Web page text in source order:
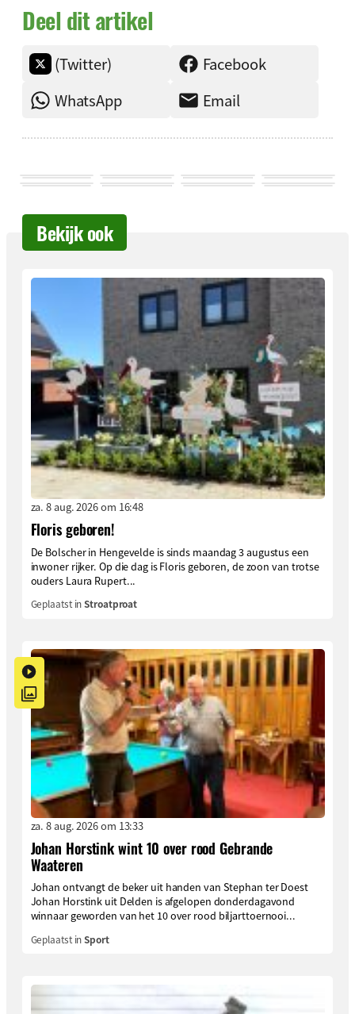
Deel dit artikel
(Twitter)
Facebook
WhatsApp
Email
Bekijk ook
za. 8 aug. 2026 om 16:48
Floris geboren!
De Bolscher in Hengevelde is sinds maandag 3 augustus een
inwoner rijker. Op die dag is Floris geboren, de zoon van trotse
ouders Laura Rupert...
Geplaatst inStroatproat
za. 8 aug. 2026 om 13:33
Johan Horstink wint 10 over rood Gebrande
Waateren
Johan ontvangt de beker uit handen van Stephan ter Doest
Johan Horstink uit Delden is afgelopen donderdagavond
winnaar geworden van het 10 over rood biljarttoernooi...
Geplaatst inSport